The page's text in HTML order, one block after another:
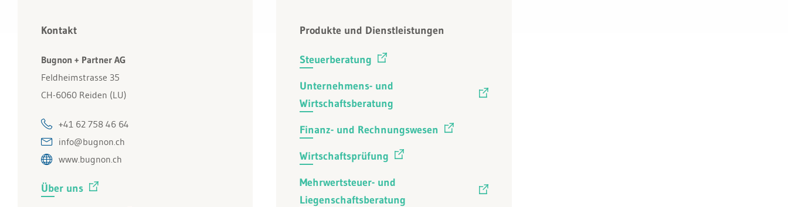
Kontakt
Bugnon + Partner AG
Feldheimstrasse 35
CH-6060 Reiden (LU)
+41 62 758 46 64
info@bugnon.ch
www.bugnon.ch
Über uns
Produkte und Dienstleistungen
Steuerberatung
Unternehmens- und
Wirtschaftsberatung
Finanz- und Rechnungswesen
Wirtschaftsprüfung
Mehrwertsteuer- und
Liegenschaftsberatung